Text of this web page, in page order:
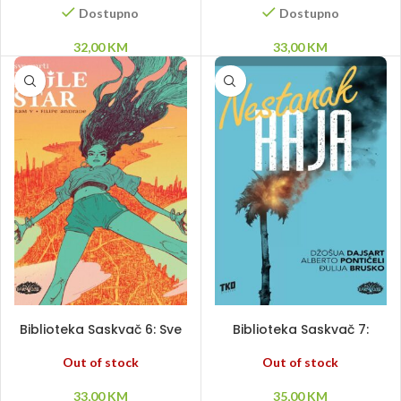
Dostupno
32,00KM
tom 2
Dostupno
33,00KM
Biblioteka Saskvač 6: Sve
Out of stock
33,00KM
Biblioteka Saskvač 7:
Out of stock
35,00KM